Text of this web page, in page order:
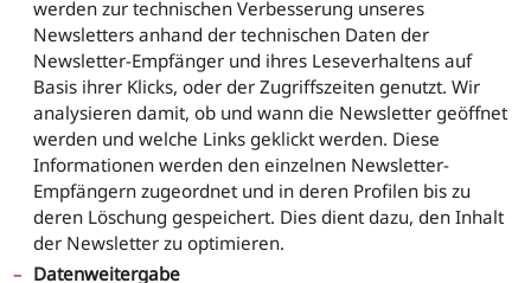
werden zur technischen Verbesserung unseres
Newsletters anhand der technischen Daten der
Newsletter-Empfänger und ihres Leseverhaltens auf
Basis ihrer Klicks, oder der Zugriffszeiten genutzt. Wir
analysieren damit, ob und wann die Newsletter geöffnet
werden und welche Links geklickt werden. Diese
Informationen werden den einzelnen Newsletter-
Empfängern zugeordnet und in deren Profilen bis zu
deren Löschung gespeichert. Dies dient dazu, den Inhalt
der Newsletter zu optimieren.
Datenweitergabe